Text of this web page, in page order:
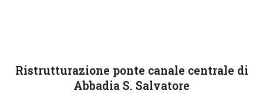
Ristrutturazione ponte canale centrale di
Abbadia S. Salvatore